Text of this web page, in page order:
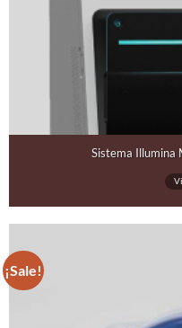
Sistema Illumina
¡Sale!